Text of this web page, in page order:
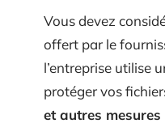
Vous devez
offert par le
l’entreprise utilise
protéger vos
et autres